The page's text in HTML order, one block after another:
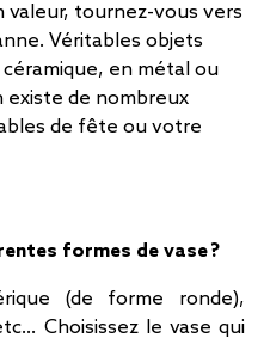
valeur, tournez-vous vers
Véritables objets
en métal ou
existe de nombreux
de fête ou votre
formes de vase ?
(de forme ronde),
Choisissez le vase qui